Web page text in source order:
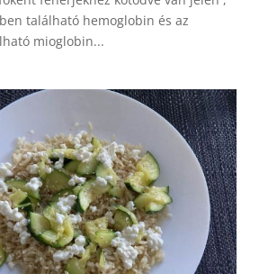
található hemoglobin és az
mioglobin...